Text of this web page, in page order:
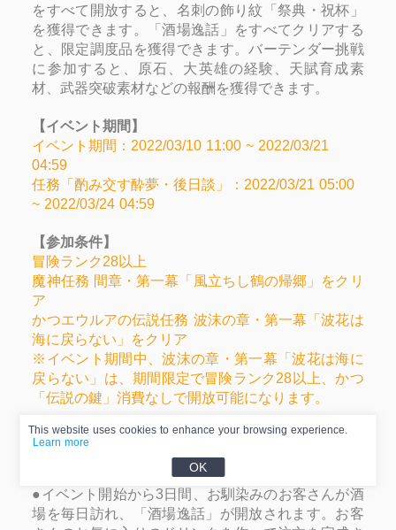
をすべて開放すると、名刺の飾り紋「祭典・祝杯」
を獲得できます。「酒場逸話」をすべてクリアする
と、限定調度品を獲得できます。バーテンダー挑戦
に参加すると、原石、大英雄の経験、天賦育成素
材、武器突破素材などの報酬を獲得できます。
【イベント期間】
イベント期間：2022/03/10 11:00 ~ 2022/03/21
04:59
任務「酌み交す酔夢・後日談」：2022/03/21 05:00
~ 2022/03/24 04:59
【参加条件】
冒険ランク28以上
魔神任務 間章・第一幕「風立ちし鶴の帰郷」をクリ
ア
かつエウルアの伝説任務 波沫の章・第一幕「波花は
海に戻らない」をクリア
※イベント期間中、波沫の章・第一幕「波花は海に
戻らない」は、期間限定で冒険ランク28以上、かつ
「伝説の鍵」消費なしで開放可能になります。
【イベント説明】
●イベント期間中、ルカに話しかけて「エンジェル
ズシェア」に入ると、イベントに参加できます。
●イベント開始から3日間、お馴染みのお客さんが酒
場を毎日訪れ、「酒場逸話」が開放されます。お客
This website uses cookies to enhance your browsing experience.
Learn more
OK